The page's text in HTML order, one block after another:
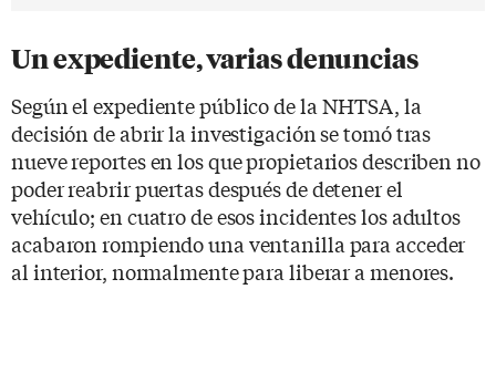
Un expediente, varias denuncias
Según el expediente público de la NHTSA, la
decisión de abrir la investigación se tomó tras
nueve reportes en los que propietarios describen no
poder reabrir puertas después de detener el
vehículo; en cuatro de esos incidentes los adultos
acabaron rompiendo una ventanilla para acceder
al interior, normalmente para liberar a menores.